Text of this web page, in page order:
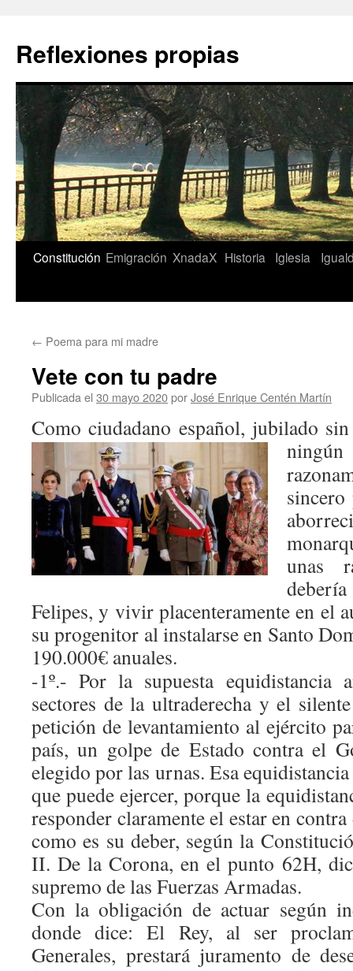
contenido
Reflexiones propias
Constitución Emigración XnadaX Historia Iglesia
← Poema para mi madre
Vete con tu padre
Publicada el 30 mayo 2020porJosé Enrique Centén Martín
Como ciudadano español, jubilado
unas
Felipes, y vivir placenteramente en el
su progenitor al instalarse en Santo
190.000€ anuales.
-1º.- Por la supuesta equidistancia
sectores de la ultraderecha y el
petición de levantamiento al ejército
país, un golpe de Estado contra el
elegido por las urnas. Esa
que puede ejercer, porque la
responder claramente el estar en
como es su deber, según la
II. De la Corona, en el punto 62H,
supremo de las Fuerzas Armadas.
Con la obligación de actuar según
donde dice: El Rey, al ser
Generales, prestará juramento de